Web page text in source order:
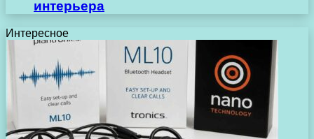
интерьера
Интересное